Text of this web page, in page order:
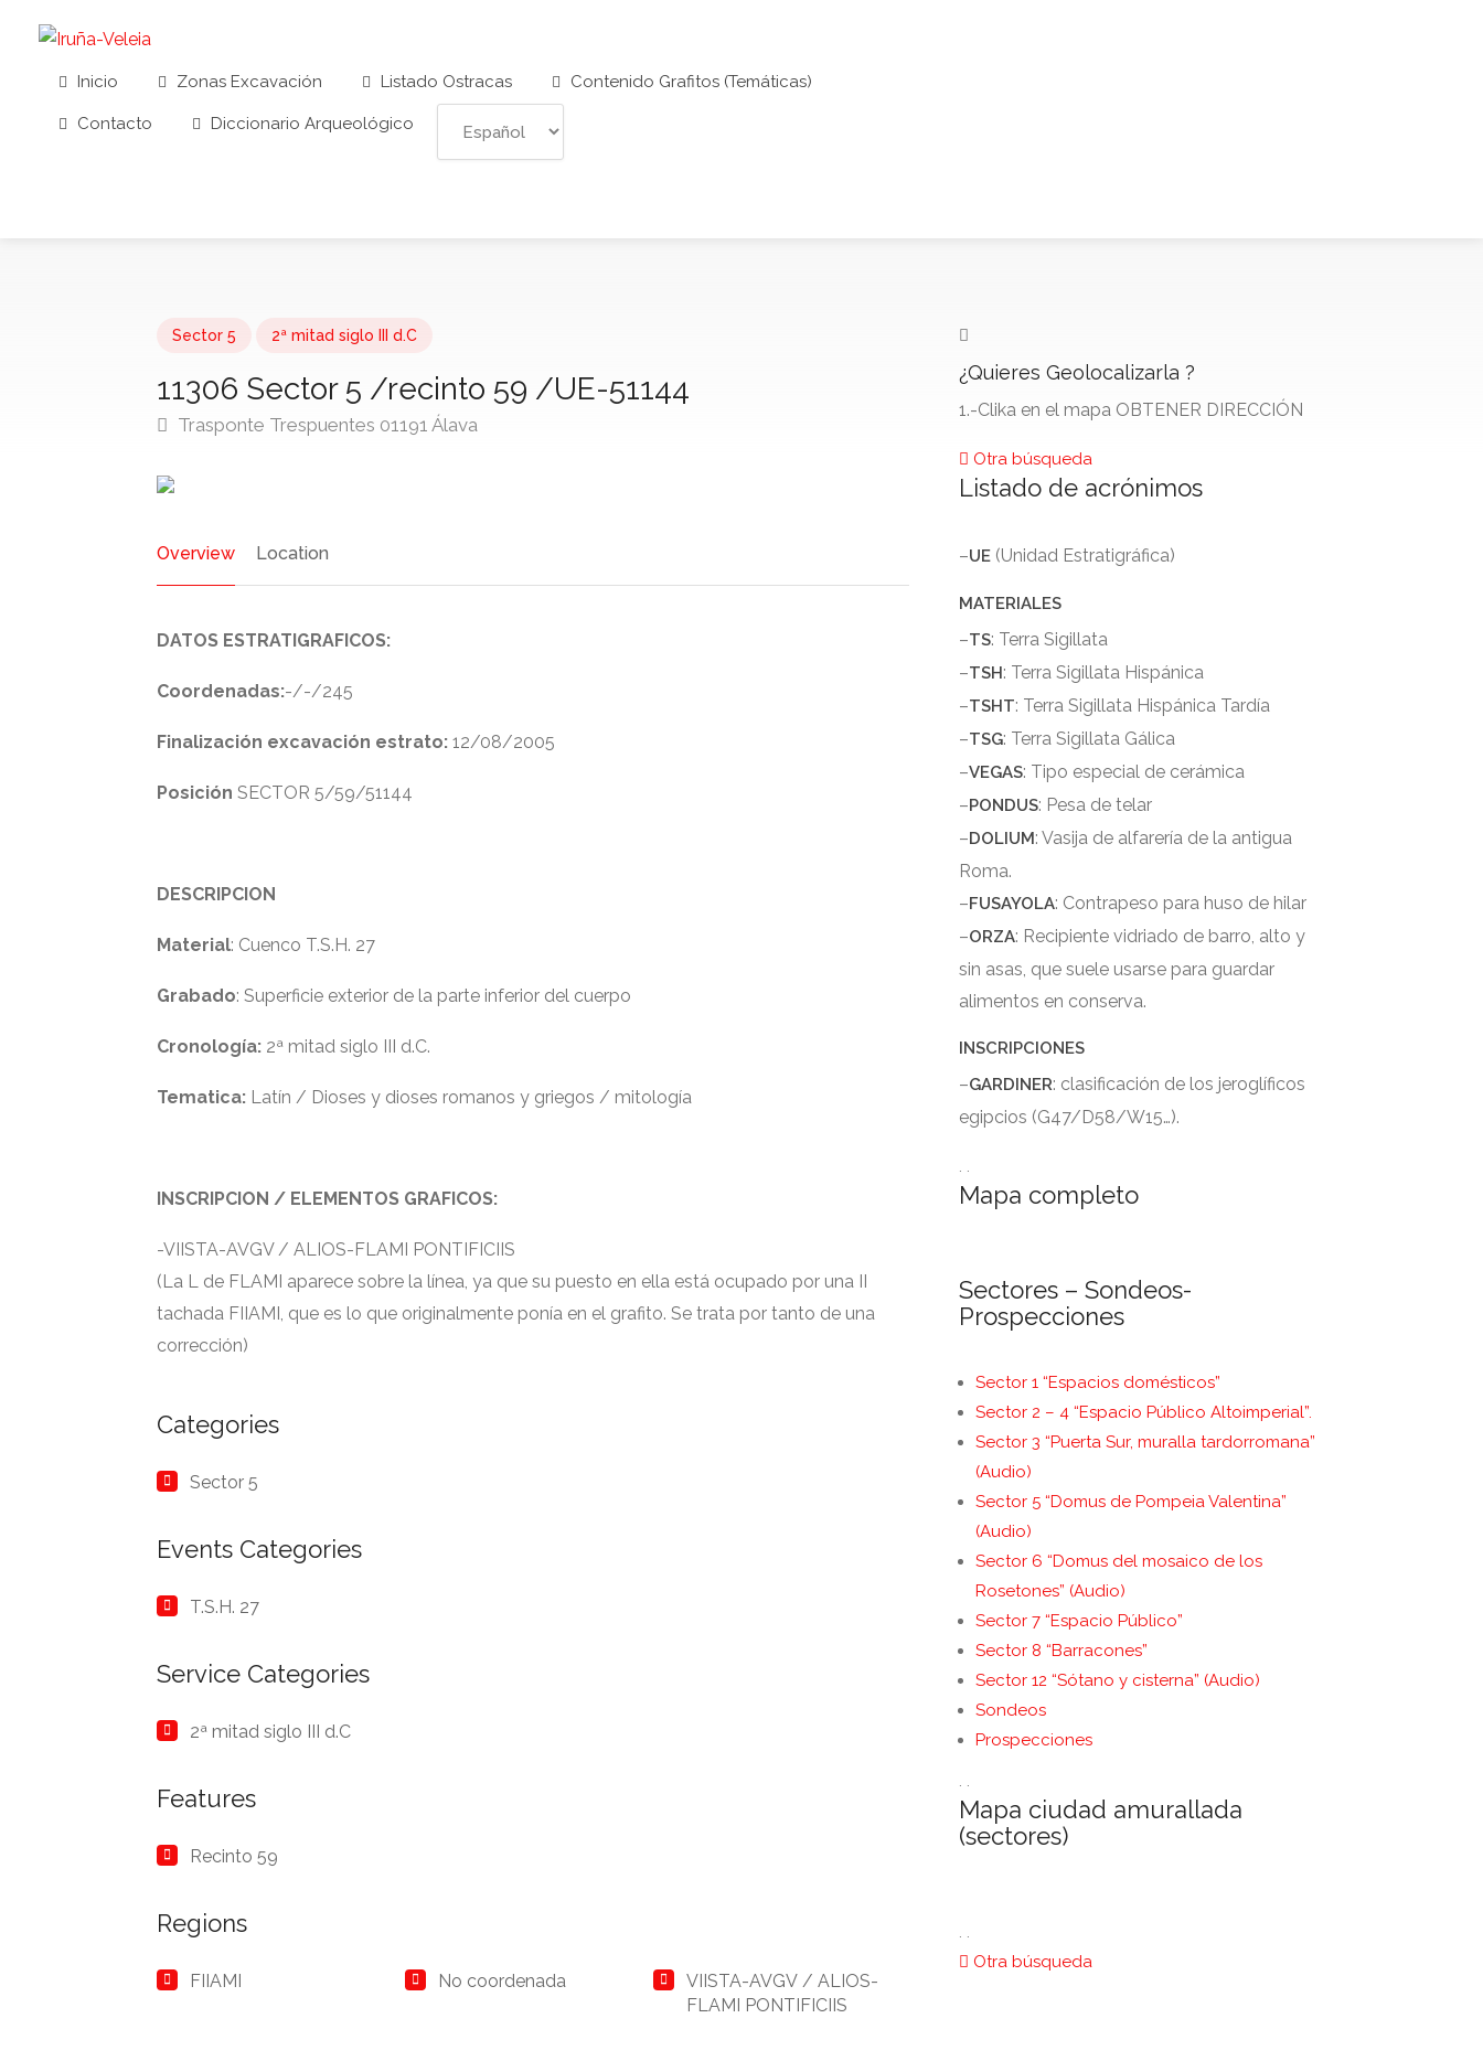
Inicio Zonas Excavación Listado Ostracas Contenido Grafitos (Temáticas)
Contacto Diccionario Arqueológico
Sector 5 2ª mitad siglo III d.C
11306 Sector 5 /recinto 59 /UE-51144
Trasponte Trespuentes 01191 Álava
Overview Location
DATOS ESTRATIGRAFICOS:
Coordenadas:-/-/245
Finalización excavación estrato: 12/08/2005
Posición SECTOR 5/59/51144
DESCRIPCION
Material: Cuenco T.S.H. 27
Grabado: Superficie exterior de la parte inferior del cuerpo
Cronología: 2ª mitad siglo III d.C.
Tematica: Latín / Dioses y dioses romanos y griegos / mitología
INSCRIPCION / ELEMENTOS GRAFICOS:
-VIISTA-AVGV / ALIOS-FLAMI PONTIFICIIS
(La L de FLAMI aparece sobre la línea, ya que su puesto en ella está ocupado por una II
tachada FIIAMI, que es lo que originalmente ponía en el grafito. Se trata por tanto de una
corrección)
Categories
Sector 5
Events Categories
T.S.H. 27
Service Categories
2ª mitad siglo III d.C
Features
Recinto 59
Regions
FIIAMI No coordenada
VIISTA-AVGV / ALIOS-
FLAMI PONTIFICIIS
¿Quieres Geolocalizarla ?
1.-Clika en el mapa OBTENER DIRECCIÓN
Otra búsqueda
Listado de acrónimos
–UE(Unidad Estratigráfica)
MATERIALES
–TS: Terra Sigillata
–TSH : Terra Sigillata Hispánica
–TSHT: Terra Sigillata Hispánica Tardía
–TSG: Terra Sigillata Gálica
–VEGAS: Tipo especial de cerámica
–PONDUS: Pesa de telar
–DOLIUM : Vasija de alfarería de la antigua
Roma.
–FUSAYOLA: Contrapeso para huso de hilar
–ORZA: Recipiente vidriado de barro, alto y
sin asas, que suele usarse para guardar
alimentos en conserva.
INSCRIPCIONES
–GARDINER: clasificación de los jeroglíficos
egipcios (G47/D58/W15…).
. .
Mapa completo
Sectores – Sondeos-
Prospecciones
Sector 1 “Espacios domésticos”
Sector 2 – 4 “Espacio Público Altoimperial”.
Sector 3 “Puerta Sur, muralla tardorromana”
(Audio)
Sector 5 “Domus de Pompeia Valentina”
(Audio)
Sector 6 “Domus del mosaico de los
Rosetones” (Audio)
Sector 7 “Espacio Público”
Sector 8 “Barracones”
Sector 12 “Sótano y cisterna” (Audio)
Sondeos
Prospecciones
. .
Mapa ciudad amurallada
(sectores)
. .
Otra búsqueda